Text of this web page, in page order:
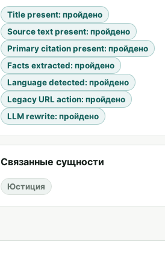
Title present: пройдено
Source text present: пройдено
Primary citation present: пройдено
Facts extracted: пройдено
Language detected: пройдено
Legacy URL action: пройдено
LLM rewrite: пройдено
Связанные сущности
Юстиция